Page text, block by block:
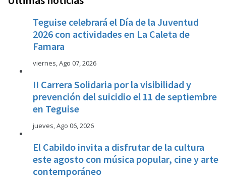
Teguise celebrará el Día de la Juventud
2026 con actividades en La Caleta de
Famara
viernes, Ago 07, 2026
II Carrera Solidaria por la visibilidad y
prevención del suicidio el 11 de septiembre
en Teguise
jueves, Ago 06, 2026
El Cabildo invita a disfrutar de la cultura
este agosto con música popular, cine y arte
contemporáneo